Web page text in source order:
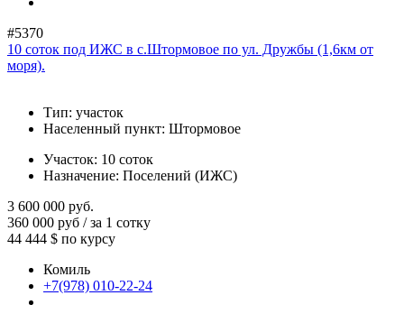
#5370
10 соток под ИЖС в с.Штормовое по ул. Дружбы (1,6км от
моря).
Тип: участок
Населенный пункт: Штормовое
Участок: 10 соток
Назначение: Поселений (ИЖС)
3 600 000 руб.
360 000 руб / за 1 сотку
44 444 $ по курсу
Комиль
+7(978) 010-22-24